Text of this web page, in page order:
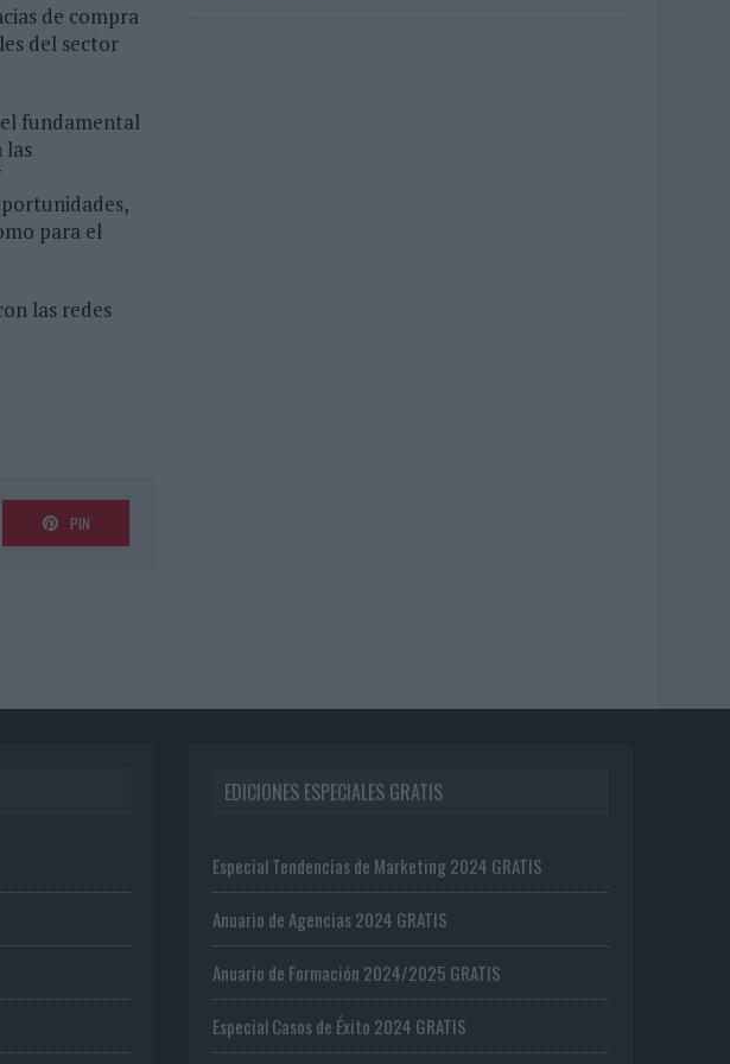
de compra
del sector
fundamental
las
para el
las redes
PIN
EDICIONES ESPECIALES GRATIS
Especial Tendencias de Marketing 2024 GRATIS
Anuario de Agencias 2024 GRATIS
Anuario de Formación 2024/2025 GRATIS
Especial Casos de Éxito 2024 GRATIS